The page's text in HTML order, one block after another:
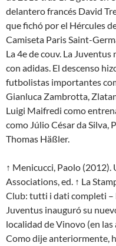
delantero francés David
que fichó por el Hércules
Camiseta Paris Saint-
La 4e de couv. La
con adidas. El descenso
futbolistas importantes
Gianluca Zambrotta,
Luigi Maifredi como
como Júlio César da Silva,
Thomas Häßler.
↑ Menicucci, Paolo
Associations, ed. ↑ La
Club: tutti i dati completi –
Juventus inauguró su
localidad de Vinovo (en
Como dije anteriormente,